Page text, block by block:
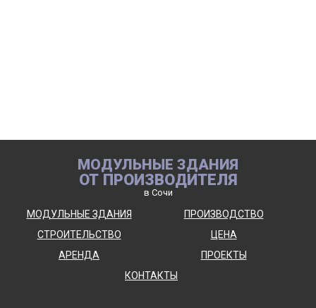
МОДУЛЬНЫЕ ЗДАНИЯ
ОТ ПРОИЗВОДИТЕЛЯ
в Сочи
МОДУЛЬНЫЕ ЗДАНИЯ
ПРОИЗВОДСТВО
СТРОИТЕЛЬСТВО
ЦЕНА
АРЕНДА
ПРОЕКТЫ
КОНТАКТЫ